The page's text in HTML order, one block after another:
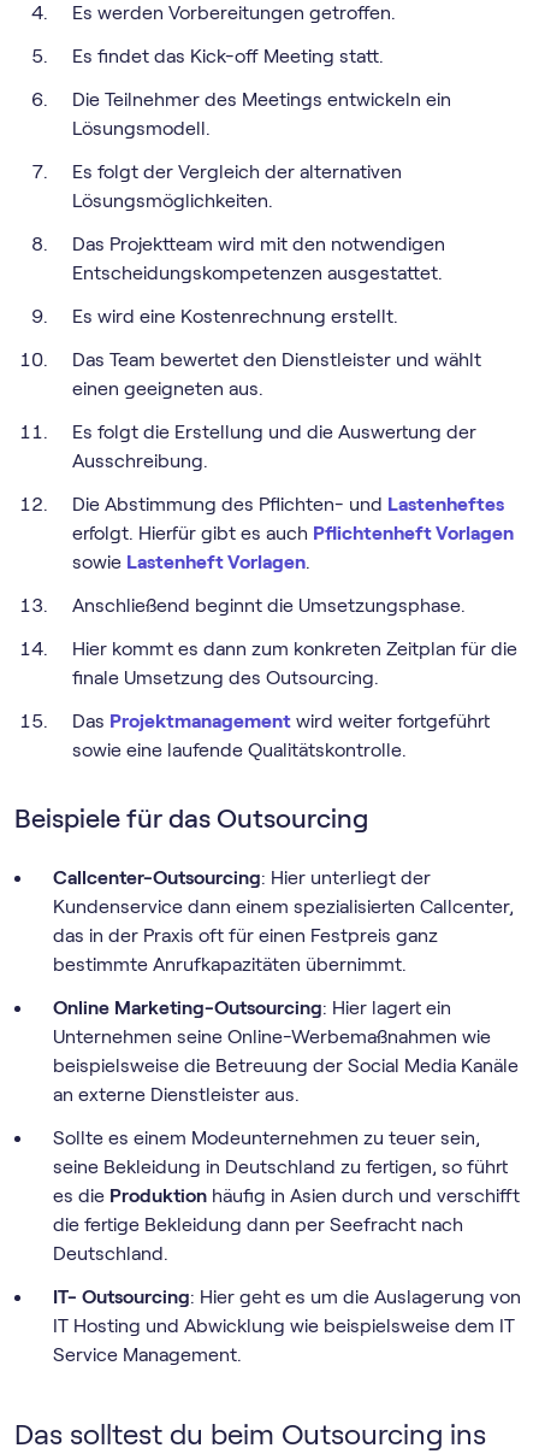
Es werden Vorbereitungen getroffen.
Es findet das Kick-off Meeting statt.
Die Teilnehmer des Meetings entwickeln ein
Lösungsmodell.
Es folgt der Vergleich der alternativen
Lösungsmöglichkeiten.
Das Projektteam wird mit den notwendigen
Entscheidungskompetenzen ausgestattet.
Es wird eine Kostenrechnung erstellt.
Das Team bewertet den Dienstleister und wählt
einen geeigneten aus.
Es folgt die Erstellung und die Auswertung der
Ausschreibung.
Die Abstimmung des Pflichten- und Lastenheftes
erfolgt. Hierfür gibt es auch Pflichtenheft Vorlagen
sowie Lastenheft Vorlagen.
Anschließend beginnt die Umsetzungsphase.
Hier kommt es dann zum konkreten Zeitplan für die
finale Umsetzung des Outsourcing.
Das Projektmanagement wird weiter fortgeführt
sowie eine laufende Qualitätskontrolle.
Beispiele für das Outsourcing
Callcenter-Outsourcing: Hier unterliegt der
Kundenservice dann einem spezialisierten Callcenter,
das in der Praxis oft für einen Festpreis ganz
bestimmte Anrufkapazitäten übernimmt.
Online Marketing-Outsourcing: Hier lagert ein
Unternehmen seine Online-Werbemaßnahmen wie
beispielsweise die Betreuung der Social Media Kanäle
an externe Dienstleister aus.
Sollte es einem Modeunternehmen zu teuer sein,
seine Bekleidung in Deutschland zu fertigen, so führt
es die Produktion häufig in Asien durch und verschifft
die fertige Bekleidung dann per Seefracht nach
Deutschland.
IT- Outsourcing: Hier geht es um die Auslagerung von
IT Hosting und Abwicklung wie beispielsweise dem IT
Service Management.
Das solltest du beim Outsourcing ins